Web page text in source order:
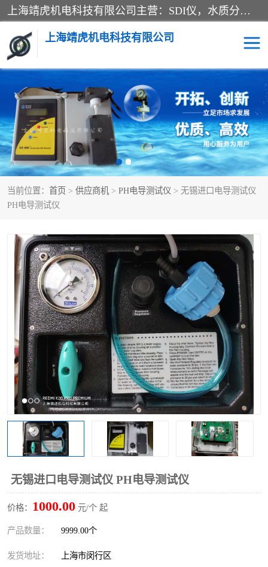
上海靖虎机电科技有限公司主营：SDI仪，水质分析仪，水质检测仪产品；上海靖虎机电科技有限公司在专业制造和研发等方面的强大的平台优势，利用自身在自动化仪表、自控系统及环保监测仪器的专长，以优良的技术，优越的产品质量和良好的服务质量与广大客户真诚合作。
上海靖虎机电科技有限公司
当前位置： 首页 > 供应商机 > PH电导测试仪 > 无锡进口电导测试仪
PH电导测试仪
无锡进口电导测试仪 PH电导测试仪
价格： 1000.00 元/个 起
产品数量： 9999.00个
发货地址： 上海市闵行区
SDI仪 过滤膜过滤纸
PH电导测试笔 水质分析仪
水质检测仪 电导测试笔
PH电导测试仪